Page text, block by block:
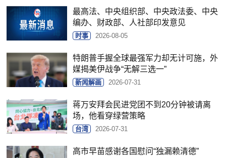
最高法、中央组织部、中央政法委、中央
编办、财政部、人社部印发意见
时事 2026-08-05
特朗普手握全球最强军力却无计可施，外
媒揭美伊战争“无解三选一”
新闻解画 2026-07-31
蒋万安拜会民进党团不到20分钟被请离
场，他看穿绿营策略
台湾 2026-07-31
高市早苗感谢各国慰问“独漏赖清德”